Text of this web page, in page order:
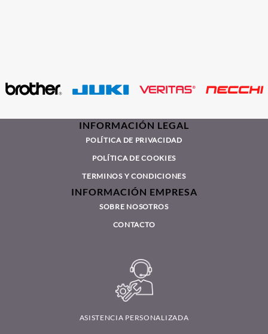
INFORMACIÓN LEGAL
POLÍTICA DE PRIVACIDAD
POLÍTICA DE COOKIES
TERMINOS Y CONDICIONES
INFORMACIÓN EMPRESA
SOBRE NOSOTROS
CONTACTO
ASISTENCIA PERSONALIZADA